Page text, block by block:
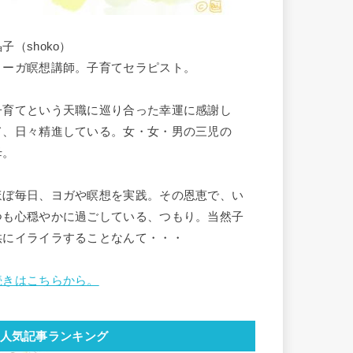
（shoko）
ーガ瞑想講師。子育てセラピスト。
育てという天職に巡り合った幸運に感謝し
、日々精進している。女・女・男の三児の
ぼ毎日、ヨガや瞑想を実践。その恩恵で、い
も心穏やかに過ごしている、つもり。当然子
にイライラすることなんて・・・
はこちらから。
人気記事ランキング